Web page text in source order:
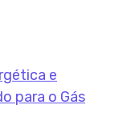
e
para o Gás